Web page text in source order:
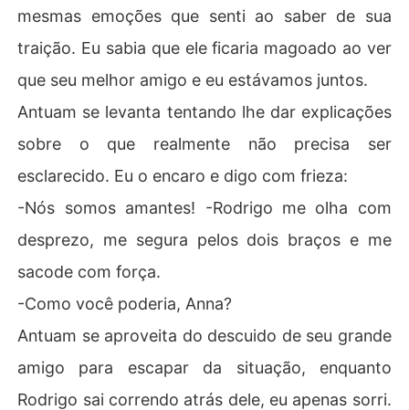
a confrontar suas próprias emoções e desejos, enquant
alores. Anna conseguirá encontrar o equilíbrio entre am
or, lealdade e responsabilidade ou sucumbirá às forças
de um amor proibido?
mesmas emoções que senti ao saber de sua
traição. Eu sabia que ele ficaria magoado ao ver
que seu melhor amigo e eu estávamos juntos.
Antuam se levanta tentando lhe dar explicações
sobre o que realmente não precisa ser
esclarecido. Eu o encaro e digo com frieza:
-Nós somos amantes! -Rodrigo me olha com
desprezo, me segura pelos dois braços e me
sacode com força.
-Como você poderia, Anna?
Antuam se aproveita do descuido de seu grande
amigo para escapar da situação, enquanto
Rodrigo sai correndo atrás dele, eu apenas sorri.